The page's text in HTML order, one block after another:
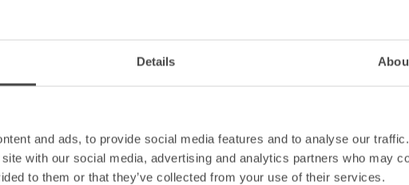
Details
and ads, to provide social media features and to analyse our
with our social media, advertising and analytics partners who may
to them or that they’ve collected from your use of their services.
Juni
statt und steht Fach- und Geschäftsbesuchern
eine direkte Verbindung zu diesem Thema haben bzw. daran interessiert
der Konferenz ausgestellt. Der Spezialist für Security Awareness Training
das Engagement der Benutzer zu erhöhen, menschlich bedingte Fehler
„
Wir freuen uns sehr, auf der Infosecurity Europe 2022
für die Automatisierung der Einhaltung von Vorschriften und der